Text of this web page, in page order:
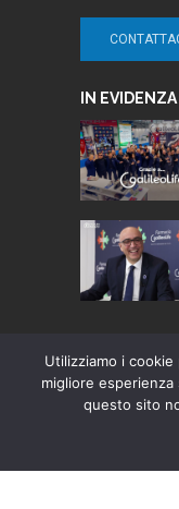
IN EVIDENZA
Utilizziamo i
migliore
questo sito